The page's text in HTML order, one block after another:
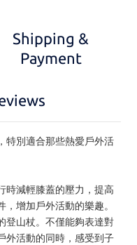
Shipping &
Payment
特別適合那些熱愛戶外活
時減輕膝蓋的壓力，‌提高
增加戶外活動的樂趣。
登山杖。不僅能夠表達對
外活動的同時，‌感受到子